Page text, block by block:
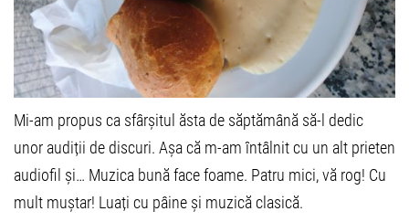
Mi-am propus ca sfârșitul ăsta de săptămână să-l dedic
unor audiții de discuri. Așa că m-am întâlnit cu un alt prieten
audiofil și… Muzica bună face foame. Patru mici, vă rog! Cu
mult muștar! Luați cu pâine și muzică clasică.